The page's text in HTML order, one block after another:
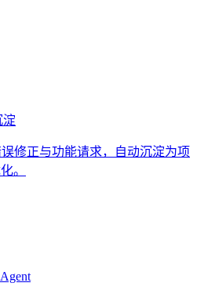
淀
修正与功能请求，自动沉淀为项
。